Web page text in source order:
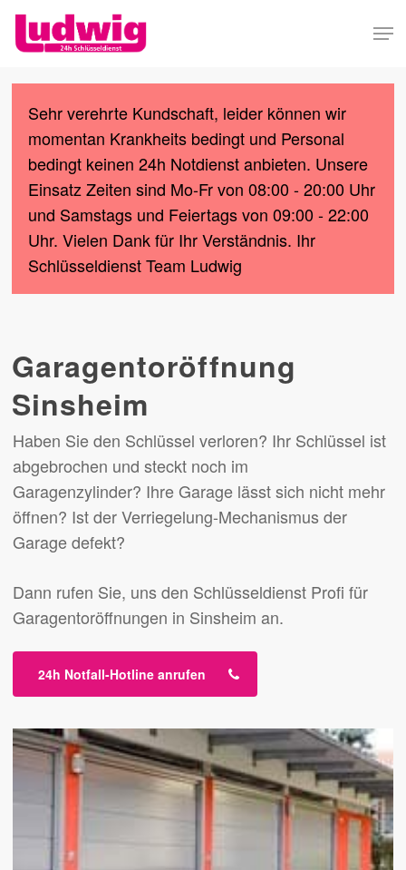
Skip
content
Sehr verehrte Kundschaft, leider können wir
momentan Krankheits bedingt und Personal
bedingt keinen 24h Notdienst anbieten. Unsere
Einsatz Zeiten sind Mo-Fr von 08:00 - 20:00 Uhr
und Samstags und Feiertags von 09:00 - 22:00
Uhr. Vielen Dank für Ihr Verständnis. Ihr
Schlüsseldienst Team Ludwig
Garagentoröffnung
Sinsheim
Haben Sie den Schlüssel verloren? Ihr Schlüssel ist
abgebrochen und steckt noch im
Garagenzylinder? Ihre Garage lässt sich nicht mehr
öffnen? Ist der Verriegelung-Mechanismus der
Garage defekt?
Dann rufen Sie, uns den Schlüsseldienst Profi für
Garagentoröffnungen in Sinsheim an.
24h Notfall-Hotline anrufen
Menu